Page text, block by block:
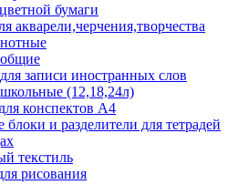
бумаги
акварели,черчения,творчества
записи иностранных слов
(12,18,24л)
конспектов А4
и разделители для тетрадей
текстиль
рисования